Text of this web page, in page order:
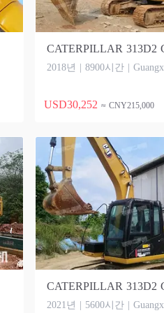
2018년 | 8900시간 |
USD30,252 ≈ CNY215,000
2021년 | 5600시간 |